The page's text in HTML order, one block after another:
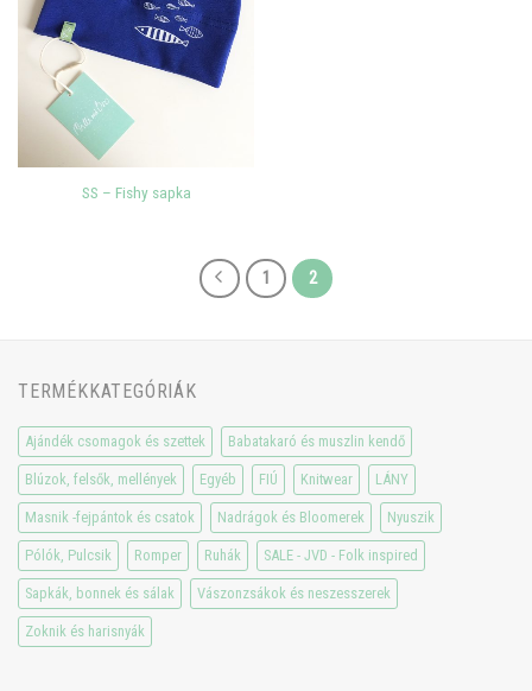
SS – Fishy sapka
1 2
TERMÉKKATEGÓRIÁK
Ajándék csomagok és szettek Babatakaró és muszlin kendő
Blúzok, felsők, mellények Egyéb FIÚ Knitwear LÁNY
Masnik -fejpántok és csatok Nadrágok és Bloomerek Nyuszik
Pólók, Pulcsik Romper Ruhák SALE - JVD - Folk inspired
Sapkák, bonnek és sálak Vászonzsákok és neszesszerek
Zoknik és harisnyák